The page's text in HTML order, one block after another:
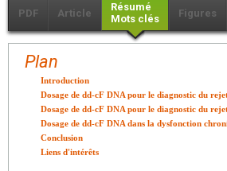
PDF Article
Résumé
Mots clés
Figures
Plan
Introduction
Dosage de dd-cF DNA pour le diagnostic du
Dosage de dd-cF DNA pour le diagnostic du
Dosage de dd-cF DNA dans la dysfonction
Conclusion
Liens d'intérêts